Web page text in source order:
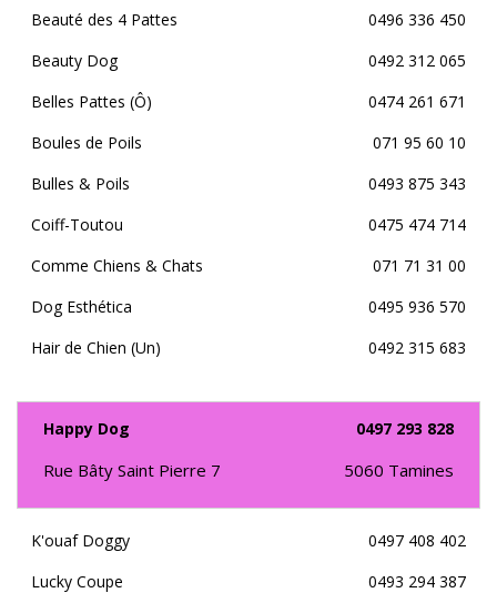
Beauté des 4 Pattes
0496 336 450
Beauty Dog
0492 312 065
Belles Pattes (Ô)
0474 261 671
Boules de Poils
071 95 60 10
Bulles & Poils
0493 875 343
Coiff-Toutou
0475 474 714
Comme Chiens & Chats
071 71 31 00
Dog Esthética
0495 936 570
Hair de Chien (Un)
0492 315 683
Happy Dog 0497 293 828
Rue Bâty Saint Pierre 7 5060 Tamines
K'ouaf Doggy
0497 408 402
Lucky Coupe
0493 294 387